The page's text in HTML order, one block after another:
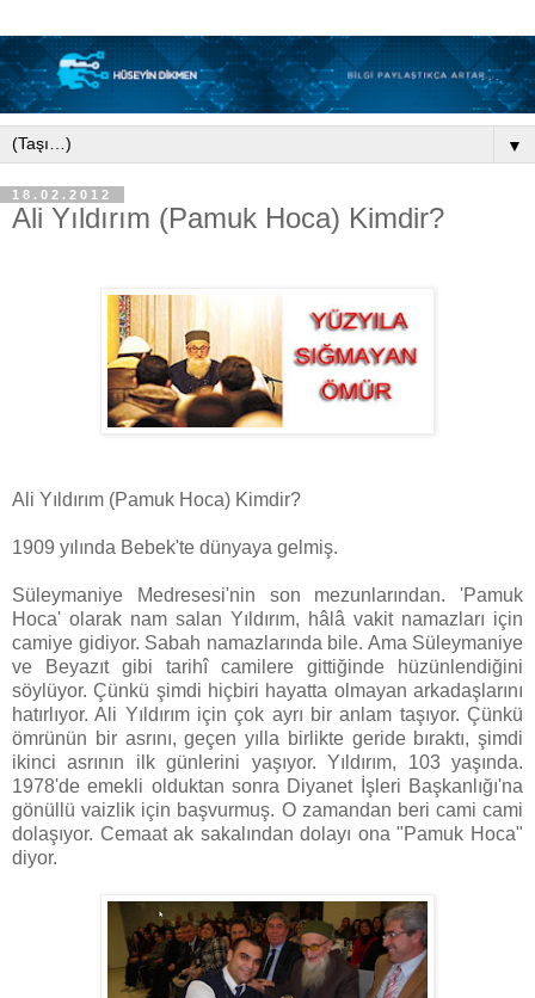
▼
18.02.2012
Ali Yıldırım (Pamuk Hoca) Kimdir?
Ali Yıldırım (Pamuk Hoca) Kimdir?
1909 yılında Bebek'te dünyaya gelmiş.
Süleymaniye Medresesi'nin son mezunlarından. 'Pamuk
Hoca' olarak nam salan Yıldırım, hâlâ vakit namazları için
camiye gidiyor. Sabah namazlarında bile. Ama Süleymaniye
ve Beyazıt gibi tarihî camilere gittiğinde hüzünlendiğini
söylüyor. Çünkü şimdi hiçbiri hayatta olmayan arkadaşlarını
hatırlıyor. Ali Yıldırım için çok ayrı bir anlam taşıyor. Çünkü
ömrünün bir asrını, geçen yılla birlikte geride bıraktı, şimdi
ikinci asrının ilk günlerini yaşıyor. Yıldırım, 103 yaşında.
1978'de emekli olduktan sonra Diyanet İşleri Başkanlığı'na
gönüllü vaizlik için başvurmuş. O zamandan beri cami cami
dolaşıyor. Cemaat ak sakalından dolayı ona "Pamuk Hoca"
diyor.